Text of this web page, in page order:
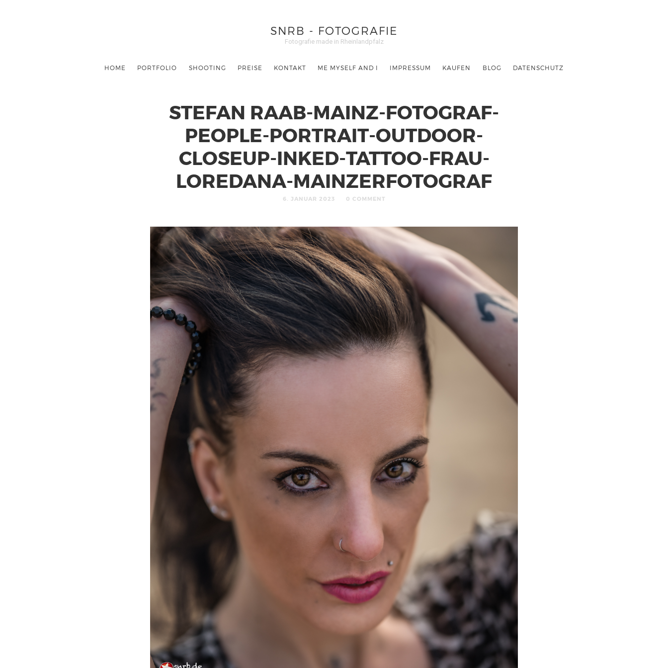
SNRB - FOTOGRAFIE
Fotografie made in Rheinlandpfalz
HOME PORTFOLIO SHOOTING PREISE KONTAKT ME MYSELF AND I IMPRESSUM KAUFEN BLOG DATENSCHUTZ
STEFAN RAAB-MAINZ-FOTOGRAF-
PEOPLE-PORTRAIT-OUTDOOR-
CLOSEUP-INKED-TATTOO-FRAU-
LOREDANA-MAINZERFOTOGRAF
6. JANUAR 2023 0 COMMENT